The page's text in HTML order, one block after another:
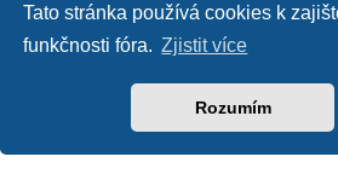
Tato stránka používá cookies k
funkčnosti fóra. Zjistit více
Rozumím